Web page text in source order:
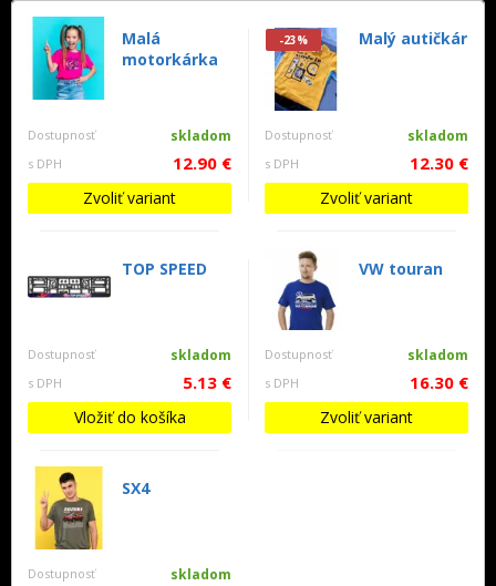
Malá
motorkárka
Dostupnosť skladom
s DPH 12.90 €
Zvoliť variant
-23% Malý autičkár
Dostupnosť skladom
s DPH 12.30 €
Zvoliť variant
TOP SPEED
Dostupnosť skladom
s DPH 5.13 €
Vložiť do košíka
VW touran
Dostupnosť skladom
s DPH 16.30 €
Zvoliť variant
SX4
Dostupnosť skladom